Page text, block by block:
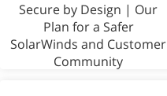
Secure by Design | Our
Plan for a Safer
SolarWinds and Customer
Community